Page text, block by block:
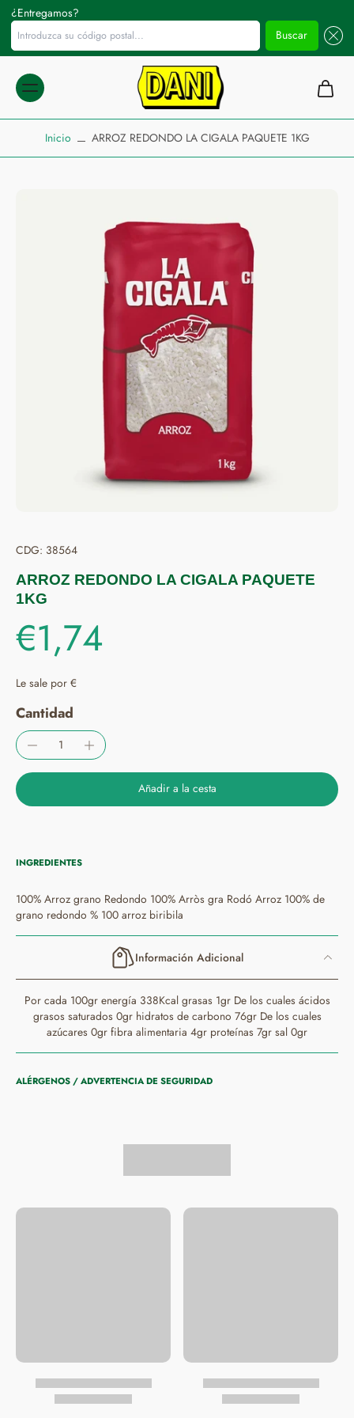
¿Entregamos?
Introduzca su código postal...
Buscar
al
Inicio ARROZ REDONDO LA CIGALA PAQUETE 1KG
CDG: 38564
ARROZ REDONDO LA CIGALA PAQUETE
1KG
€1,74
Le sale por €
Cantidad
Añadir a la cesta
INGREDIENTES
100% Arroz grano Redondo 100% Arròs gra Rodó Arroz 100% de
grano redondo % 100 arroz biribila
Información Adicional
Por cada 100gr energía 338Kcal grasas 1gr De los cuales ácidos
grasos saturados 0gr hidratos de carbono 76gr De los cuales
azúcares 0gr fibra alimentaria 4gr proteínas 7gr sal 0gr
ALÉRGENOS / ADVERTENCIA DE SEGURIDAD